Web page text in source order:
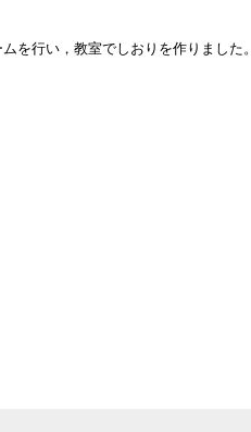
を行い，教室でしおりを作りました。